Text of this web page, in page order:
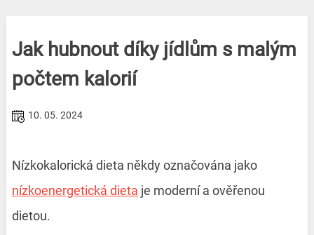
Jak hubnout díky jídlům s malým
počtem kalorií
10. 05. 2024
Nízkokalorická dieta někdy označována jako
nízkoenergetická dieta je moderní a ověřenou
dietou.